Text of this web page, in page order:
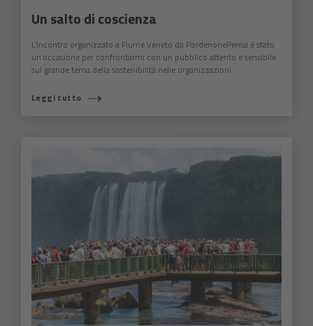
Un salto di coscienza
L’incontro organizzato a Fiume Veneto da PordenonePensa è stato
un’occasione per confrontarmi con un pubblico attento e sensibile
sul grande tema della sostenibilità nelle organizzazioni.
Leggi tutto